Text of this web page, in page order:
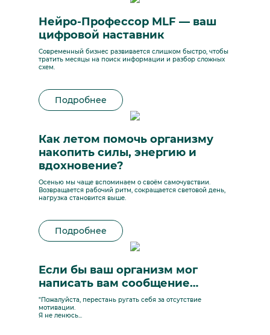
Нейро-Профессор MLF — ваш
цифровой наставник
Современный бизнес развивается слишком быстро, чтобы
тратить месяцы на поиск информации и разбор сложных
схем.
Подробнее
Как летом помочь организму
накопить силы, энергию и
вдохновение?
Осенью мы чаще вспоминаем о своём самочувствии.
Возвращается рабочий ритм, сокращается световой день,
нагрузка становится выше.
Подробнее
Если бы ваш организм мог
написать вам сообщение…
"Пожалуйста, перестань ругать себя за отсутствие
мотивации.
Я не ленюсь...